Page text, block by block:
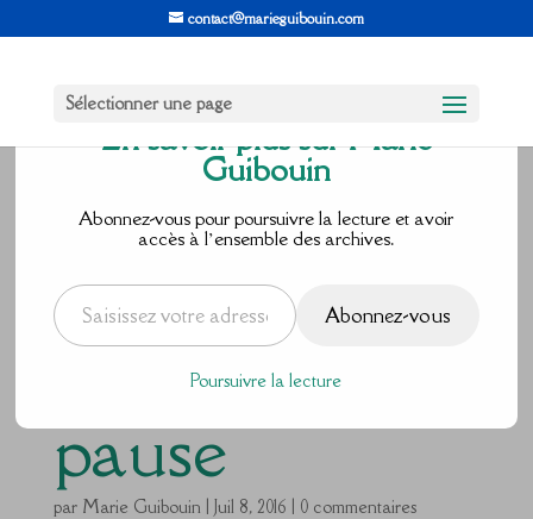
contact@marieguibouin.com
Sélectionner une page
Défi nature
jour 8 : le
temps d’une
pause
par Marie Guibouin | Juil 8, 2016 | 0 commentaires
En savoir plus sur Marie
Guibouin
Abonnez-vous pour poursuivre la lecture et avoir
accès à l’ensemble des archives.
Saisissez votre adresse e-mail…
Abonnez-vous
Poursuivre la lecture